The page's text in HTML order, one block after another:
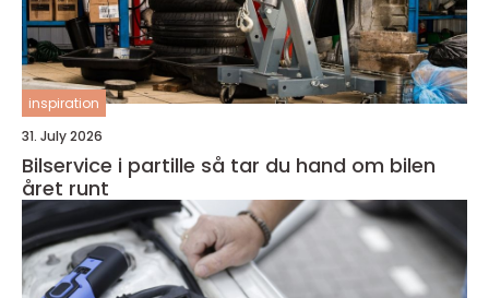
inspiration
31. July 2026
Bilservice i partille så tar du hand om bilen
året runt